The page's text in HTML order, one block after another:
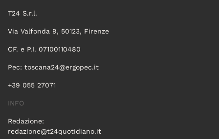
T24 S.r.l.
Via Valfonda 9, 50123, Firenze
CF. e P.I. 07100110480
Pec: toscana24@ergopec.it
+39 055 27071
INFO
Redazione:
redazione@t24quotidiano.it